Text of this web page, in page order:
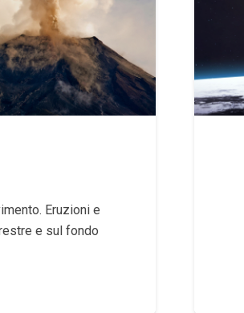
Eruzioni e
e sul fondo